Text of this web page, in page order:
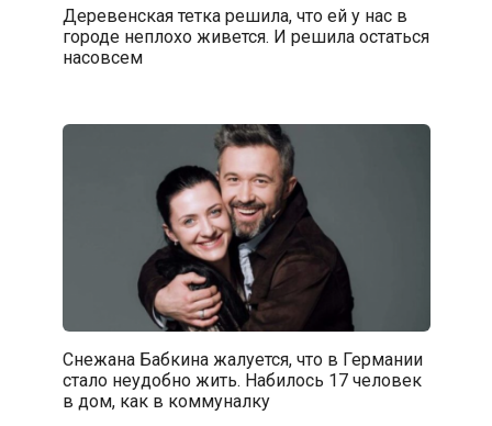
Деревенская тетка решила, что ей у нас в
городе неплохо живется. И решила остаться
насовсем
Снежана Бабкина жалуется, что в Германии
стало неудобно жить. Набилось 17 человек
в дом, как в коммуналку